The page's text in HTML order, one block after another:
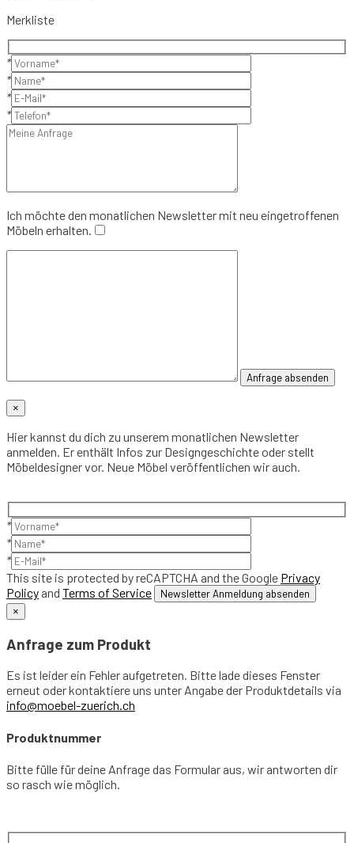
Merkliste
*
*
*
*
Ich möchte den monatlichen Newsletter mit neu eingetroffenen
Möbeln erhalten.
×
Hier kannst du dich zu unserem monatlichen Newsletter
anmelden. Er enthält Infos zur Designgeschichte oder stellt
Möbeldesigner vor. Neue Möbel veröffentlichen wir auch.
*
*
*
This site is protected by reCAPTCHA and the Google Privacy
Policy and Terms of Service
×
Anfrage zum Produkt
Es ist leider ein Fehler aufgetreten. Bitte lade dieses Fenster
erneut oder kontaktiere uns unter Angabe der Produktdetails via
info@moebel-zuerich.ch
Produktnummer
Bitte fülle für deine Anfrage das Formular aus, wir antworten dir
so rasch wie möglich.